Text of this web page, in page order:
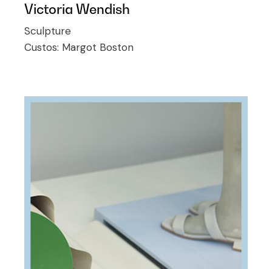
Victoria Wendish
Sculpture
Custos: Margot Boston